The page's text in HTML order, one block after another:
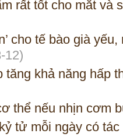
rất tốt cho mắt và
cho tế bào già
12)
tăng khả năng hấp
thể nếu nhịn cơm
tử mỗi ngày có tác